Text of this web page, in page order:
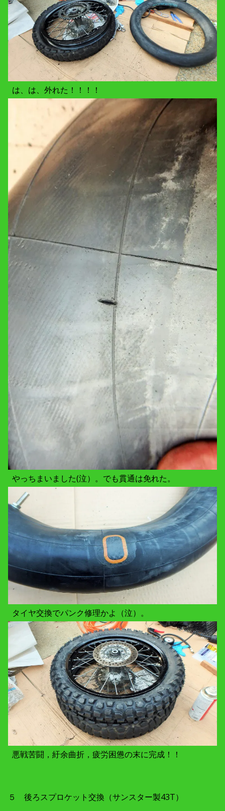
は、は、外れた！！！！
やっちまいました(泣）。でも貫通は免れた。
タイヤ交換でパンク修理かよ（泣）。
悪戦苦闘，紆余曲折，疲労困憊の末に完成！！
５ 後ろスプロケット交換（サンスター製43T）